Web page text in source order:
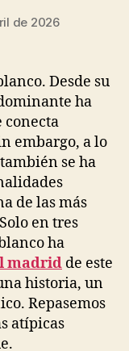
de 2026
Desde su
ha
conecta
embargo, a lo
se ha
de las más
en tres
ha
madrid de este
historia, un
Repasemos
atípicas